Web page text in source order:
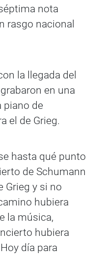
nota
rasgo nacional
la llegada del
en una
piano de
el de Grieg.
hasta qué punto
de Schumann
Grieg y si no
hubiera
la música,
hubiera
día para